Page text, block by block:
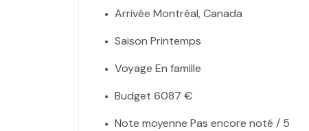
Arrivée Montréal, Canada
Saison Printemps
Voyage En famille
Budget 6087 €
Note moyenne Pas encore noté / 5